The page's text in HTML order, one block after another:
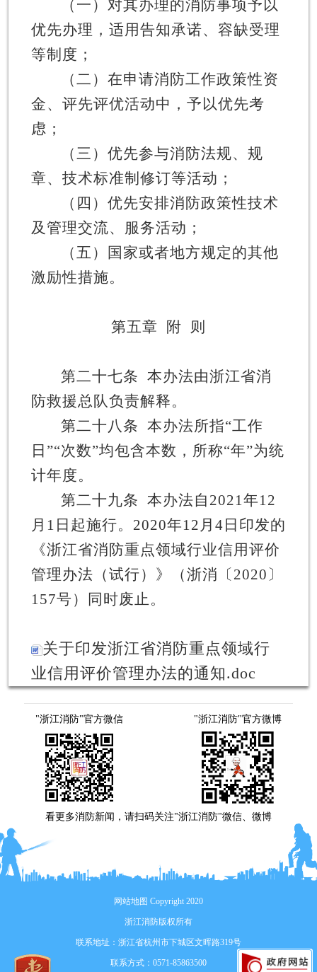
（一）对其办理的消防事项予以
优先办理，适用告知承诺、容缺受理
等制度；
（二）在申请消防工作政策性资
金、评先评优活动中，予以优先考
虑；
（三）优先参与消防法规、规
章、技术标准制修订等活动；
（四）优先安排消防政策性技术
及管理交流、服务活动；
（五）国家或者地方规定的其他
激励性措施。
第五章 附 则
第二十七条 本办法由浙江省消
防救援总队负责解释。
第二十八条 本办法所指“工作
日 ”“次数”均包含本数，所称“年”为统
计年度。
第二十九条 本办法自 2021年12
月 1 日起施行。 2020年12 月 4 日印发的
《浙江省消防重点领域行业信用评价
管理办法（试行） 》（浙消〔 2020 〕
157号）同时废止。
关于印发浙江省消防重点领域行
业信用评价管理办法的通知.doc
"浙江消防"官方微信 "浙江消防"官方微博
看更多消防新闻，请扫码关注"浙江消防"微信、微博
网站地图 Copyright 2020
浙江消防版权所有
联系地址：浙江省杭州市下城区文晖路319号
联系方式：0571-85863500